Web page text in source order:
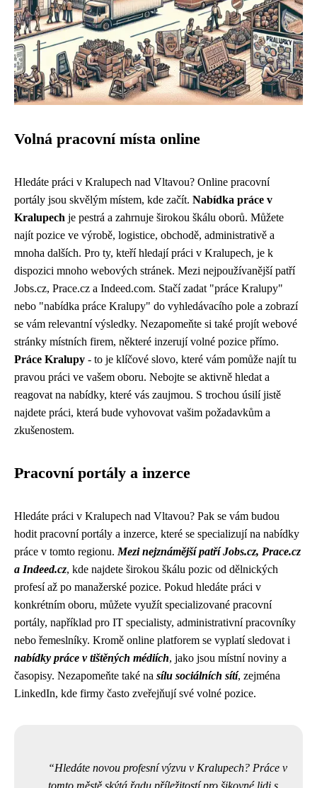
Volná pracovní místa online
Hledáte práci v Kralupech nad Vltavou? Online pracovní
portály jsou skvělým místem, kde začít. Nabídka práce v
Kralupech je pestrá a zahrnuje širokou škálu oborů. Můžete
najít pozice ve výrobě, logistice, obchodě, administrativě a
mnoha dalších. Pro ty, kteří hledají práci v Kralupech, je k
dispozici mnoho webových stránek. Mezi nejpoužívanější patří
Jobs.cz, Prace.cz a Indeed.com. Stačí zadat "práce Kralupy"
nebo "nabídka práce Kralupy" do vyhledávacího pole a zobrazí
se vám relevantní výsledky. Nezapomeňte si také projít webové
stránky místních firem, některé inzerují volné pozice přímo.
Práce Kralupy - to je klíčové slovo, které vám pomůže najít tu
pravou práci ve vašem oboru. Nebojte se aktivně hledat a
reagovat na nabídky, které vás zaujmou. S trochou úsilí jistě
najdete práci, která bude vyhovovat vašim požadavkům a
zkušenostem.
Pracovní portály a inzerce
Hledáte práci v Kralupech nad Vltavou? Pak se vám budou
hodit pracovní portály a inzerce, které se specializují na nabídky
práce v tomto regionu. Mezi nejznámější patří Jobs.cz, Prace.cz
a Indeed.cz, kde najdete širokou škálu pozic od dělnických
profesí až po manažerské pozice. Pokud hledáte práci v
konkrétním oboru, můžete využít specializované pracovní
portály, například pro IT specialisty, administrativní pracovníky
nebo řemeslníky. Kromě online platforem se vyplatí sledovat i
nabídky práce v tištěných médiích, jako jsou místní noviny a
časopisy. Nezapomeňte také na sílu sociálních sítí, zejména
LinkedIn, kde firmy často zveřejňují své volné pozice.
Hledáte novou profesní výzvu v Kralupech? Práce v
tomto městě skýtá řadu příležitostí pro šikovné lidi s